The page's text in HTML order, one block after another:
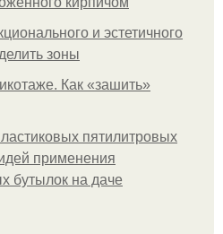
и эстетичного
зоны
Как «зашить»
пятилитровых
применения
бутылок на даче